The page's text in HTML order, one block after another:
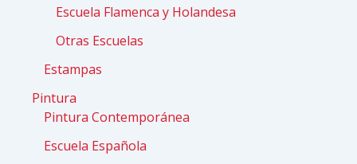
Escuela Flamenca y Holandesa
Otras Escuelas
Estampas
Pintura
Pintura Contemporánea
Escuela Española